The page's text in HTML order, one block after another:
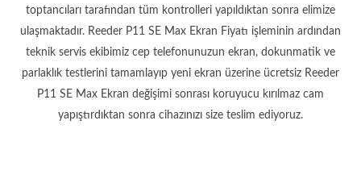
toptancıları tarafından tüm kontrolleri yapıldıktan sonra elimize
ulaşmaktadır. Reeder P11 SE Max Ekran Fiyatı işleminin ardından
teknik servis ekibimiz cep telefonunuzun ekran, dokunmatik ve
parlaklık testlerini tamamlayıp yeni ekran üzerine ücretsiz Reeder
P11 SE Max Ekran değişimi sonrası koruyucu kırılmaz cam
yapıştırdıktan sonra cihazınızı size teslim ediyoruz.